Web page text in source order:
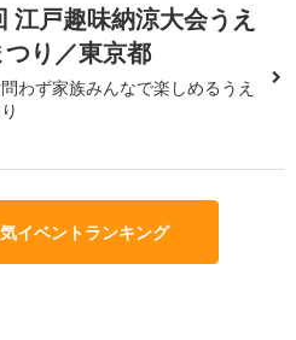
江戸趣味納涼大会うえ
り／東京都
わず家族みんなで楽しめるうえ
イベントランキング